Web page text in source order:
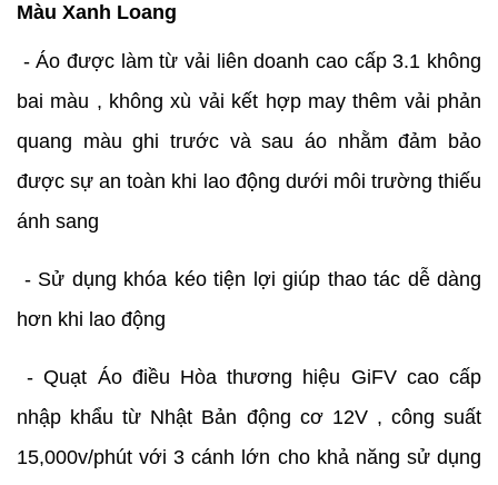
Màu Xanh Loang
- Áo được làm từ vải liên doanh cao cấp 3.1 không
bai màu , không xù vải kết hợp may thêm vải phản
quang màu ghi trước và sau áo nhằm đảm bảo
được sự an toàn khi lao động dưới môi trường thiếu
ánh sang
- Sử dụng khóa kéo tiện lợi giúp thao tác dễ dàng
hơn khi lao động
- Quạt Áo điều Hòa thương hiệu GiFV cao cấp
nhập khẩu từ Nhật Bản động cơ 12V , công suất
15,000v/phút với 3 cánh lớn cho khả năng sử dụng